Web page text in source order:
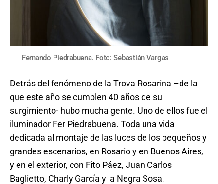
Fernando Piedrabuena. Foto: Sebastián Vargas
Detrás del fenómeno de la Trova Rosarina –de la
que este año se cumplen 40 años de su
surgimiento- hubo mucha gente. Uno de ellos fue el
iluminador Fer Piedrabuena. Toda una vida
dedicada al montaje de las luces de los pequeños y
grandes escenarios, en Rosario y en Buenos Aires,
y en el exterior, con Fito Páez, Juan Carlos
Baglietto, Charly García y la Negra Sosa.